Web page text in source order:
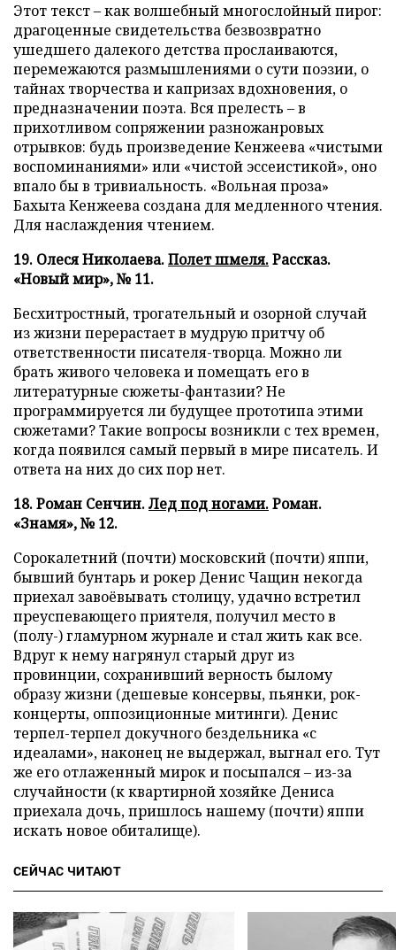
Этот текст – как волшебный многослойный пирог:
драгоценные свидетельства безвозвратно
ушедшего далекого детства прослаиваются,
перемежаются размышлениями о сути поэзии, о
тайнах творчества и капризах вдохновения, о
предназначении поэта. Вся прелесть – в
прихотливом сопряжении разножанровых
отрывков: будь произведение Кенжеева «чистыми
воспоминаниями» или «чистой эссеистикой», оно
впало бы в тривиальность. «Вольная проза»
Бахыта Кенжеева создана для медленного чтения.
Для наслаждения чтением.
19. Олеся Николаева.Полет шмеля.Рассказ.
«Новый мир», № 11.
Бесхитростный, трогательный и озорной случай
из жизни перерастает в мудрую притчу об
ответственности писателя-творца. Можно ли
брать живого человека и помещать его в
литературные сюжеты-фантазии? Не
программируется ли будущее прототипа этими
сюжетами? Такие вопросы возникли с тех времен,
когда появился самый первый в мире писатель. И
ответа на них до сих пор нет.
18. Роман Сенчин.Лед под ногами.Роман.
«Знамя», № 12.
Сорокалетний (почти) московский (почти) яппи,
бывший бунтарь и рокер Денис Чащин некогда
приехал завоёвывать столицу, удачно встретил
преуспевающего приятеля, получил место в
(полу-) гламурном журнале и стал жить как все.
Вдруг к нему нагрянул старый друг из
провинции, сохранивший верность былому
образу жизни (дешевые консервы, пьянки, рок-
концерты, оппозиционные митинги). Денис
терпел-терпел докучного бездельника «с
идеалами», наконец не выдержал, выгнал его. Тут
же его отлаженный мирок и посыпался – из-за
случайности (к квартирной хозяйке Дениса
приехала дочь, пришлось нашему (почти) яппи
искать новое обиталище).
СЕЙЧАС ЧИТАЮТ